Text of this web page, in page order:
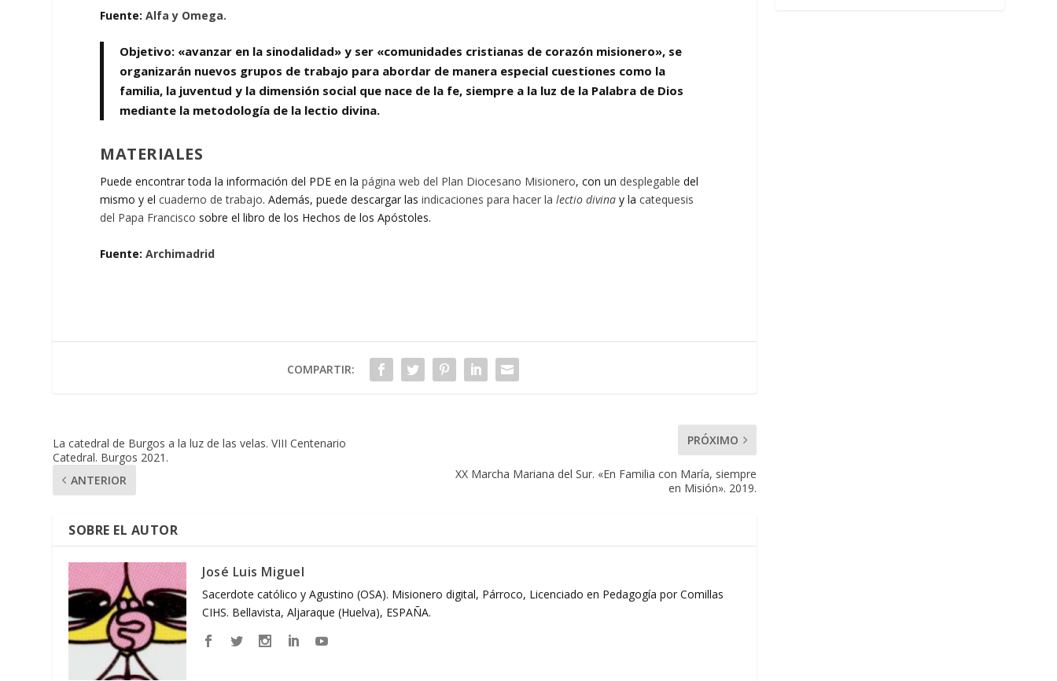
Fuente:Alfa y Omega.
Objetivo: «avanzar en la sinodalidad» y ser «comunidades cristianas de corazón misionero», se
organizarán nuevos grupos de trabajo para abordar de manera especial cuestiones como la
familia, la juventud y la dimensión social que nace de la fe, siempre a la luz de la Palabra de Dios
mediante la metodología de la lectio divina.
MATERIALES
Puede encontrar toda la información del PDE en lapágina web del Plan Diocesano Misionero, con un desplegable del
mismo y elcuaderno de trabajo. Además, puede descargar lasindicaciones para hacer lalectio divina y lacatequesis
del Papa Francisco sobre el libro de los Hechos de los Apóstoles.
Fuente:Archimadrid
COMPARTIR:
La catedral de Burgos a la luz de las velas. VIII Centenario
Catedral. Burgos 2021.
ANTERIOR
PRÓXIMO
XX Marcha Mariana del Sur. «En Familia con María, siempre
en Misión». 2019.
SOBRE EL AUTOR
José Luis Miguel
Sacerdote católico y Agustino (OSA). Misionero digital, Párroco, Licenciado en Pedagogía por Comillas
CIHS. Bellavista, Aljaraque (Huelva), ESPAÑA.